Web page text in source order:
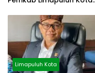
Limapuluh Kota